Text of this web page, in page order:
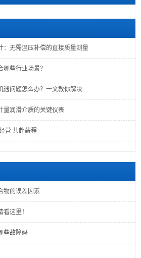
：无需温压补偿的直接质量测量
些行业场景？
遇问题怎么办？一文教你解决
量润滑介质的关键仪表
营 共赴薪程
物的误差因素
这里！
些故障码